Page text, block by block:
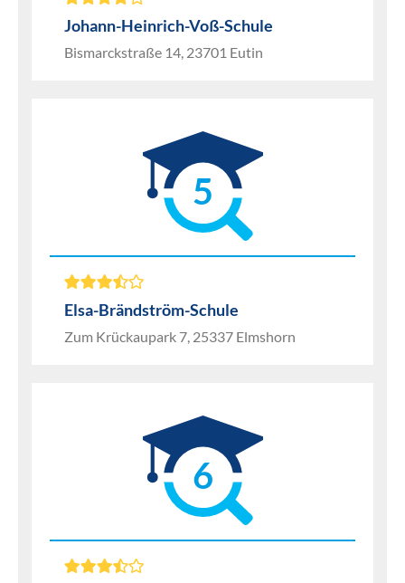
Johann-Heinrich-Voß-Schule
Bismarckstraße 14, 23701 Eutin
5
Elsa-Brändström-Schule
Zum Krückaupark 7, 25337 Elmshorn
6